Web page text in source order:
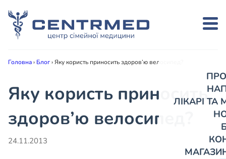
ЛІКАРІ
Головна› Блог›Яку користь приносить здоров’ю велосипед?
Яку користь приносить
здоров’ю велосипед?
24.11.2013